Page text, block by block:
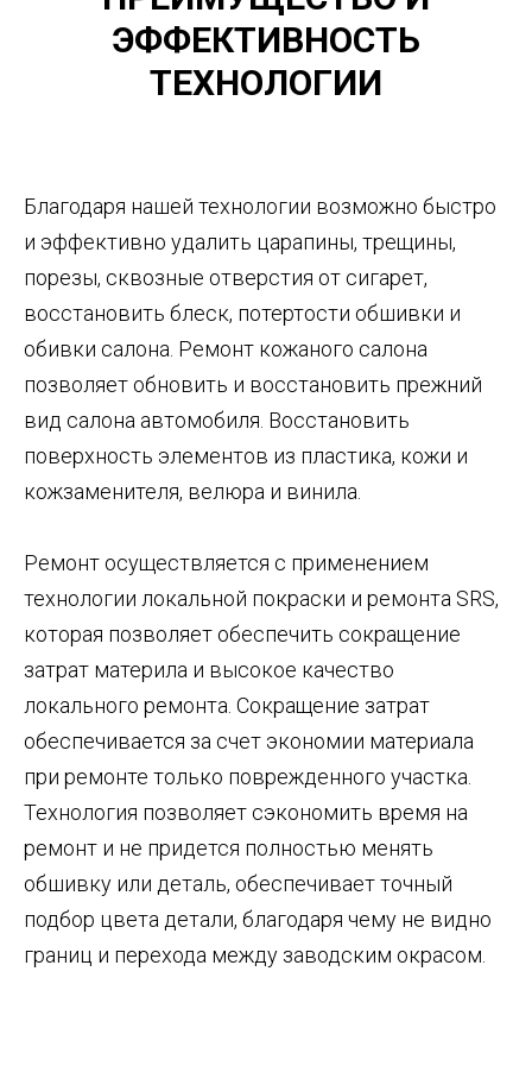
ЭФФЕКТИВНОСТЬ
ТЕХНОЛОГИИ
Благодаря нашей технологии возможно быстро
и эффективно удалить царапины, трещины,
порезы, сквозные отверстия от сигарет,
восстановить блеск, потертости обшивки и
обивки салона. Ремонт кожаного салона
позволяет обновить и восстановить прежний
вид салона автомобиля. Восстановить
поверхность элементов из пластика, кожи и
кожзаменителя, велюра и винила.
Ремонт осуществляется с применением
технологии локальной покраски и ремонта SRS,
которая позволяет обеспечить сокращение
затрат материла и высокое качество
локального ремонта. Сокращение затрат
обеспечивается за счет экономии материала
при ремонте только поврежденного участка.
Технология позволяет сэкономить время на
ремонт и не придется полностью менять
обшивку или деталь, обеспечивает точный
подбор цвета детали, благодаря чему не видно
границ и перехода между заводским окрасом.